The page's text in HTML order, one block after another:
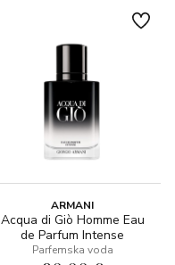
ARMANI
Acqua di Giò Homme Eau
de Parfum Intense
Parfemska voda